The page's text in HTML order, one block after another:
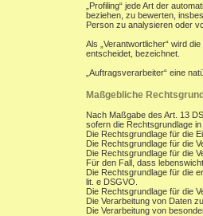
„Profiling“ jede Art der
beziehen, zu bewerten,
Person zu analysieren oder
Als „Verantwortlicher“ wird
entscheidet, bezeichnet.
„Auftragsverarbeiter“ eine
Maßgebliche
Nach Maßgabe des Art. 13
sofern die Rechtsgrundlage
Die Rechtsgrundlage für die
Die Rechtsgrundlage für die
Die Rechtsgrundlage für die
Für den Fall, dass
Die Rechtsgrundlage für die
lit. e DSGVO.
Die Rechtsgrundlage für die
Die Verarbeitung von Daten
Die Verarbeitung von